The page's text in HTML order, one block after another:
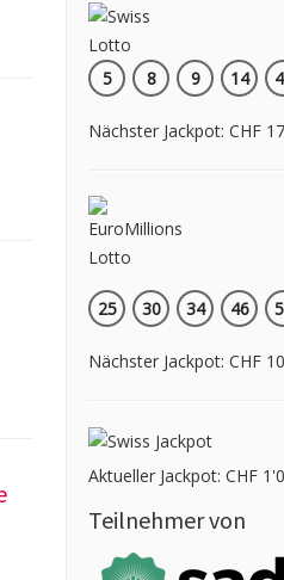
5 8 9 14
Nächster Jackpot: CHF
25 30 34 46
Nächster Jackpot: CHF
Aktueller Jackpot: CHF
Teilnehmer von